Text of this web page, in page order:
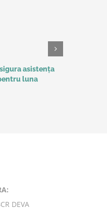
asistența
luna
DEVA